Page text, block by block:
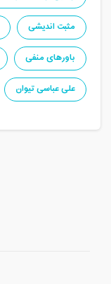
مثبت اندیشی
باورهای منفی
علی عباسی تیوان